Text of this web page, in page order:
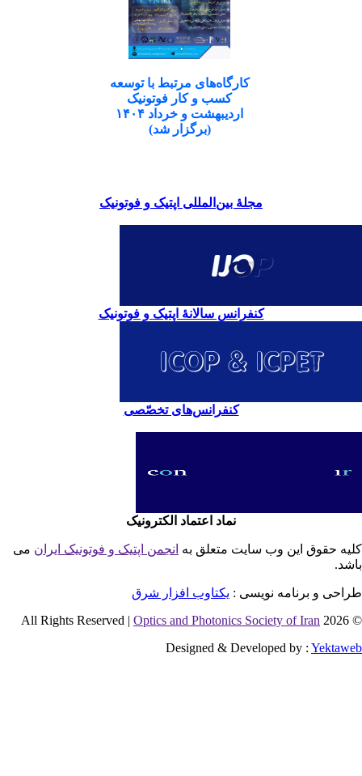
کارگاه‌های مرتبط با توسعه
کسب و کار فوتونیک
اردیبهشت و خرداد ۱۴۰۴
(برگزار شد)
مجلۀ بین‌المللی اپتیک و فوتونیک
کنفرانس سالانۀ اپتیک و فوتونیک
کنفرانس‌های تخصّصی
نماد اعتماد الکترونیک
حقوق این وب سایت متعلق بهانجمن اپتیک و فوتونیک ایران می
و برنامه نویسی : یکتاوب افزار شرق
©
Optics and Photonics Society of Iran
Designed & Developed by :